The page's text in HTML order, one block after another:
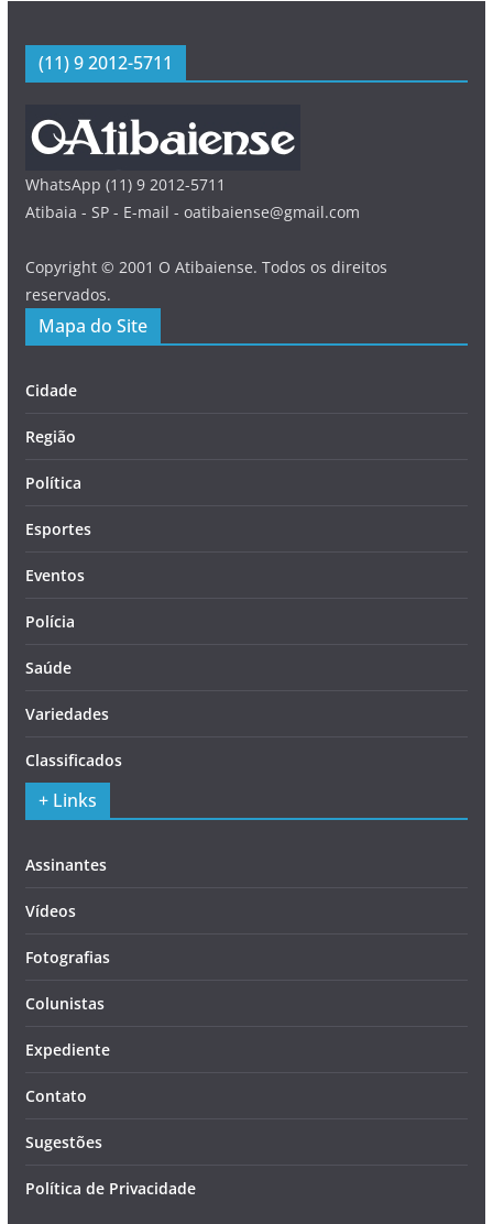
(11) 9 2012-5711
WhatsApp (11) 9 2012-5711
Atibaia - SP - E-mail - oatibaiense@gmail.com
Copyright © 2001 O Atibaiense. Todos os direitos
reservados.
Mapa do Site
Cidade
Região
Política
Esportes
Eventos
Polícia
Saúde
Variedades
Classificados
+ Links
Assinantes
Vídeos
Fotografias
Colunistas
Expediente
Contato
Sugestões
Política de Privacidade